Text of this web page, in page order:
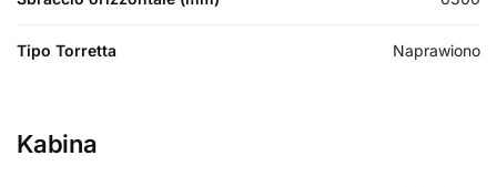
Tipo Torretta Naprawiono
Kabina